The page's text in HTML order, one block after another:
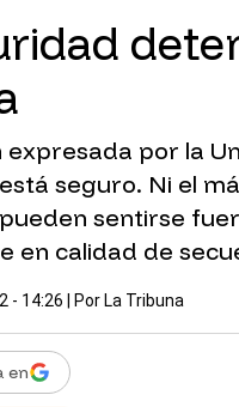
por la
seguro. Ni el
sentirse
en calidad de
- 14:26 | Por La Tribuna
en